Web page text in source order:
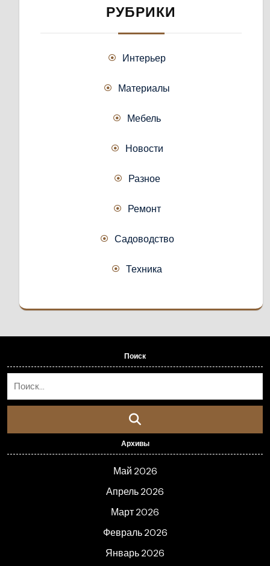
РУБРИКИ
Интерьер
Материалы
Мебель
Новости
Разное
Ремонт
Садоводство
Техника
Поиск
Архивы
Май 2026
Апрель 2026
Март 2026
Февраль 2026
Январь 2026